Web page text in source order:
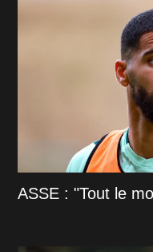
ASSE : "Tout le